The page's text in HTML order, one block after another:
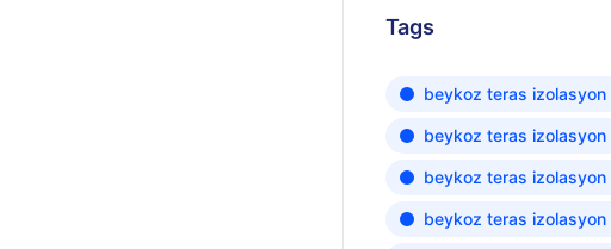
Tags
beykoz teras izolasyon
beykoz teras izolasyon
beykoz teras izolasyon
beykoz teras izolasyon